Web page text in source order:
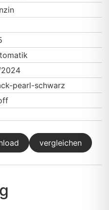
2024
pearl-schwarz
vergleichen